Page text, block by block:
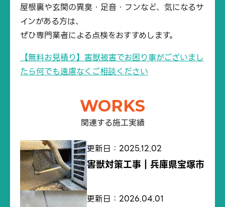
屋根裏や玄関の異臭・足音・フンなど、気になるサ
インがある方は、
ぜひ専門業者による点検をおすすめします。
【無料お見積り】害獣被害でお困り事がございまし
たら何でも遠慮なくご相談ください
WORKS
関連する施工実績
更新日：2025.12.02
害獣対策工事｜兵庫県宝塚市
更新日：2026.04.01